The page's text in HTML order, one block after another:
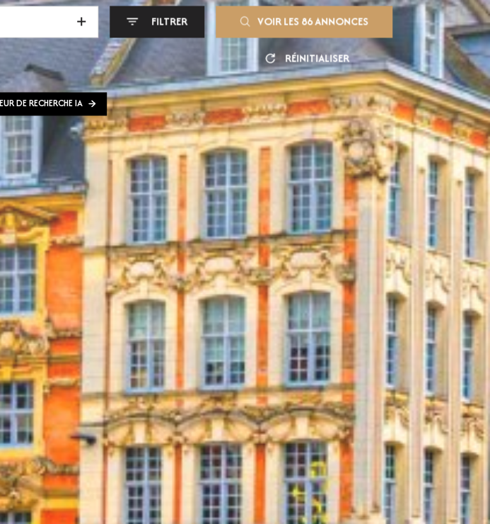
FILTRER VOIR LES86ANNONCES
RÉINITIALISER
DE RECHERCHE IA